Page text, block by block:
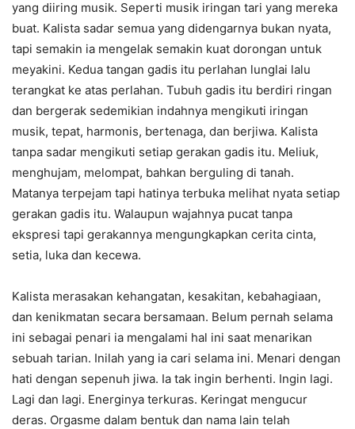
yang diiring musik. Seperti musik iringan tari yang mereka
buat. Kalista sadar semua yang didengarnya bukan nyata,
tapi semakin ia mengelak semakin kuat dorongan untuk
meyakini. Kedua tangan gadis itu perlahan lunglai lalu
terangkat ke atas perlahan. Tubuh gadis itu berdiri ringan
dan bergerak sedemikian indahnya mengikuti iringan
musik, tepat, harmonis, bertenaga, dan berjiwa. Kalista
tanpa sadar mengikuti setiap gerakan gadis itu. Meliuk,
menghujam, melompat, bahkan berguling di tanah.
Matanya terpejam tapi hatinya terbuka melihat nyata setiap
gerakan gadis itu. Walaupun wajahnya pucat tanpa
ekspresi tapi gerakannya mengungkapkan cerita cinta,
setia, luka dan kecewa.
Kalista merasakan kehangatan, kesakitan, kebahagiaan,
dan kenikmatan secara bersamaan. Belum pernah selama
ini sebagai penari ia mengalami hal ini saat menarikan
sebuah tarian. Inilah yang ia cari selama ini. Menari dengan
hati dengan sepenuh jiwa. Ia tak ingin berhenti. Ingin lagi.
Lagi dan lagi. Energinya terkuras. Keringat mengucur
deras. Orgasme dalam bentuk dan nama lain telah